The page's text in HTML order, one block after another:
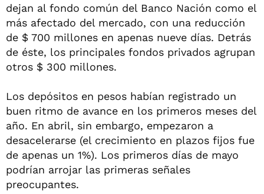
dejan al fondo común del Banco Nación como el
más afectado del mercado, con una reducción
de $ 700 millones en apenas nueve días. Detrás
de éste, los principales fondos privados agrupan
otros $ 300 millones.
Los depósitos en pesos habían registrado un
buen ritmo de avance en los primeros meses del
año. En abril, sin embargo, empezaron a
desacelerarse (el crecimiento en plazos fijos fue
de apenas un 1%). Los primeros días de mayo
podrían arrojar las primeras señales
preocupantes.